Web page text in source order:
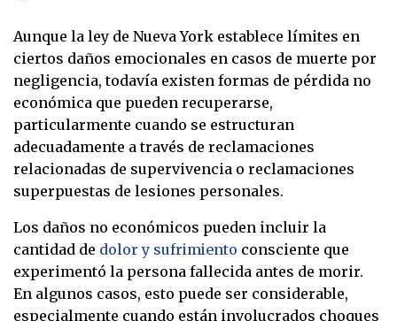
Aunque la ley de Nueva York establece límites en
ciertos daños emocionales en casos de muerte por
negligencia, todavía existen formas de pérdida no
económica que pueden recuperarse,
particularmente cuando se estructuran
adecuadamente a través de reclamaciones
relacionadas de supervivencia o reclamaciones
superpuestas de lesiones personales.
Los daños no económicos pueden incluir la
cantidad de dolor y sufrimiento consciente que
experimentó la persona fallecida antes de morir.
En algunos casos, esto puede ser considerable,
especialmente cuando están involucrados choques